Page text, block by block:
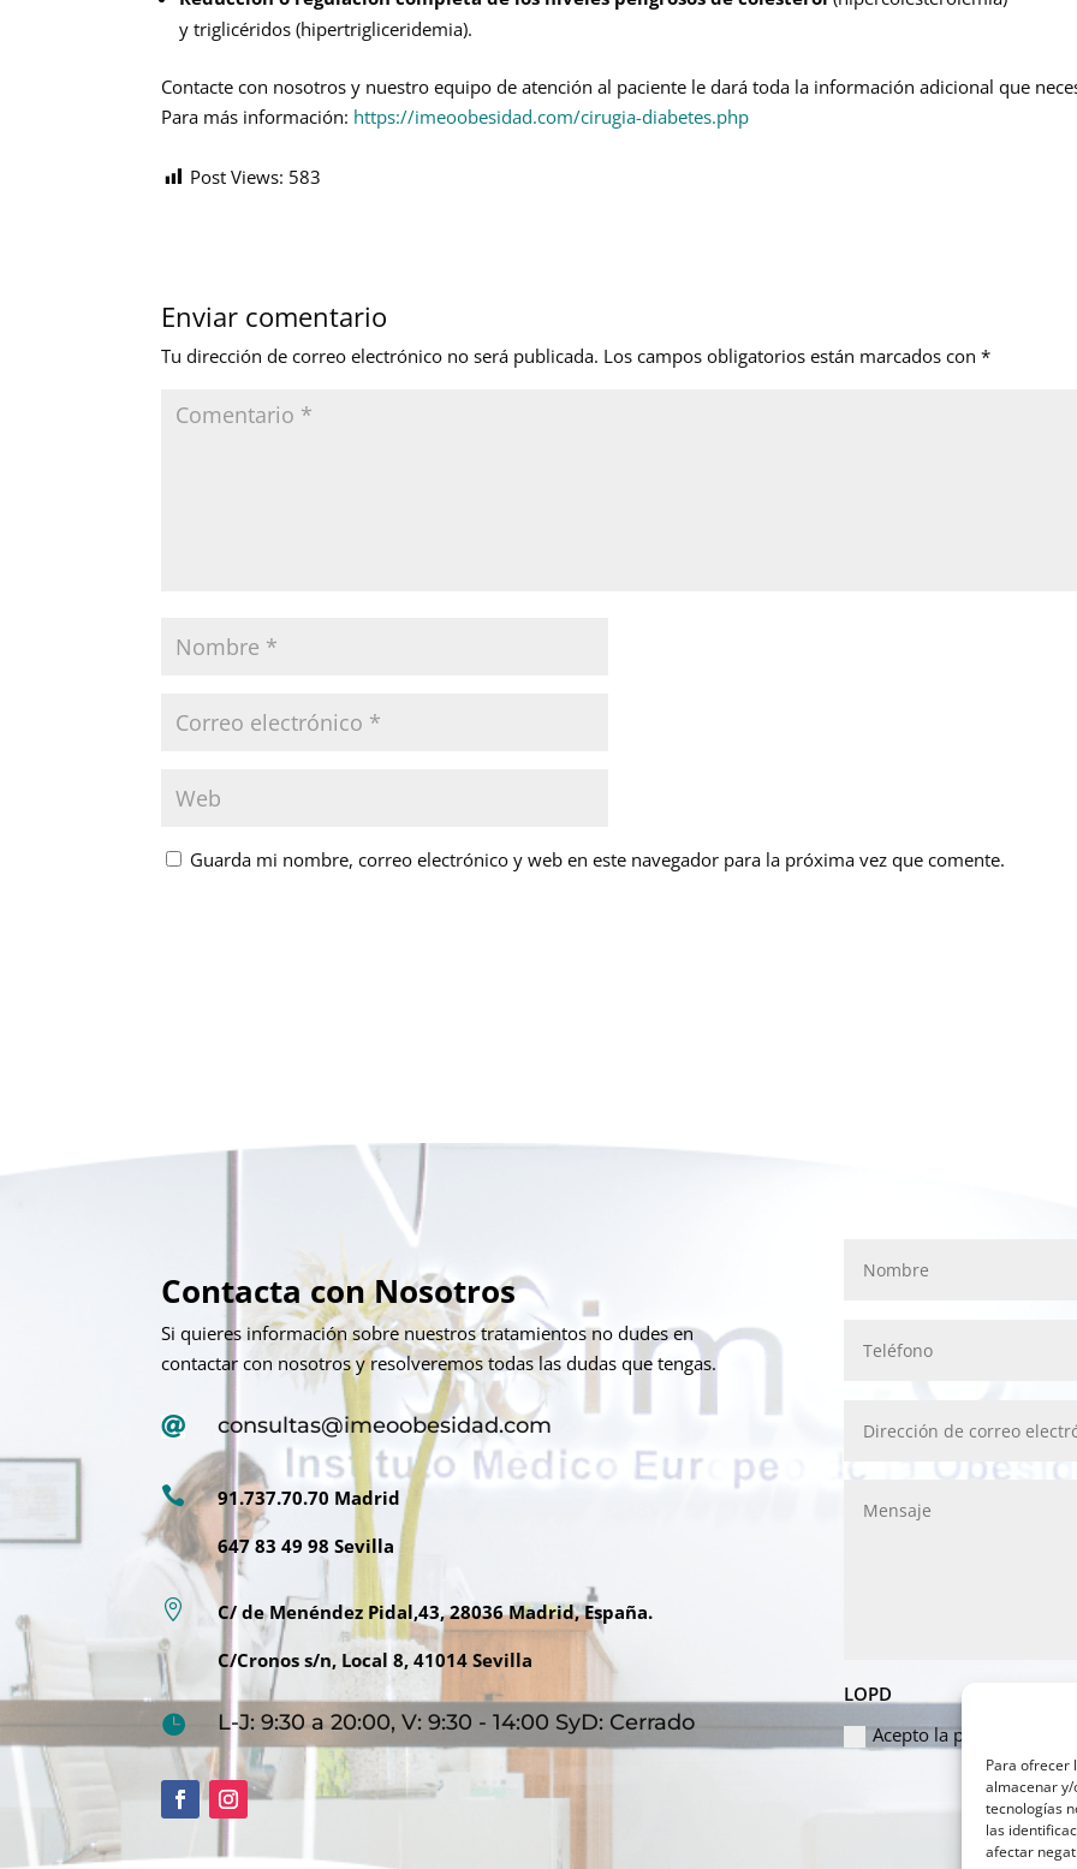
Para ofrecer
almacenar y/
tecnologías
las
afectar
y triglicéridos (hipertrigliceridemia).
Contacte con nosotros y nuestro equipo de atención al paciente le dará toda la información adicional que
Para más información: https://imeoobesidad.com/cirugia-diabetes.php
Post Views: 583
Enviar comentario
Tu dirección de correo electrónico no será publicada. Los campos obligatorios están marcados con*
Guarda mi nombre, correo electrónico y web en este navegador para la próxima vez que comente.
Contacta con Nosotros
Si quieres información sobre nuestros tratamientos no dudes en
contactar con nosotros y resolveremos todas las dudas que tengas.
 consultas@imeoobesidad.com

91.737.70.70 Madrid
647 83 49 98 Sevilla

C/ de Menéndez Pidal,43, 28036 Madrid, España.
C/Cronos s/n, Local 8, 41014 Sevilla
 L-J: 9:30 a 20:00, V: 9:30 - 14:00 SyD: Cerrado
LOPD
Acepto la política de